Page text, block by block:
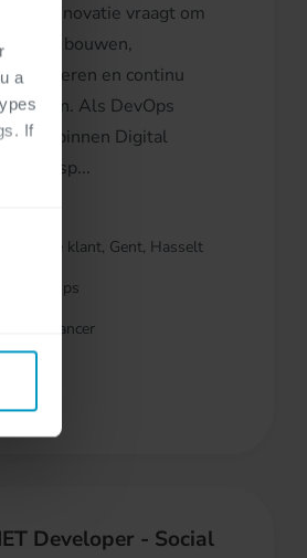
a
If
innovatie vraagt om
die bouwen,
en continu
Als DevOps
binnen Digital
sp...
Bij de klant, Gent, Hasselt
DevOps
Freelancer
Developer - Social